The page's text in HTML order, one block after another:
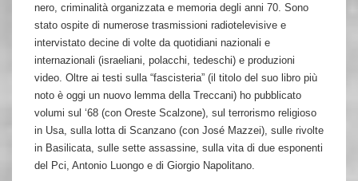
nero, criminalità organizzata e memoria degli anni 70. Sono
stato ospite di numerose trasmissioni radiotelevisive e
intervistato decine di volte da quotidiani nazionali e
internazionali (israeliani, polacchi, tedeschi) e produzioni
video. Oltre ai testi sulla “fascisteria” (il titolo del suo libro più
noto è oggi un nuovo lemma della Treccani) ho pubblicato
volumi sul ‘68 (con Oreste Scalzone), sul terrorismo religioso
in Usa, sulla lotta di Scanzano (con José Mazzei), sulle rivolte
in Basilicata, sulle sette assassine, sulla vita di due esponenti
del Pci, Antonio Luongo e di Giorgio Napolitano.